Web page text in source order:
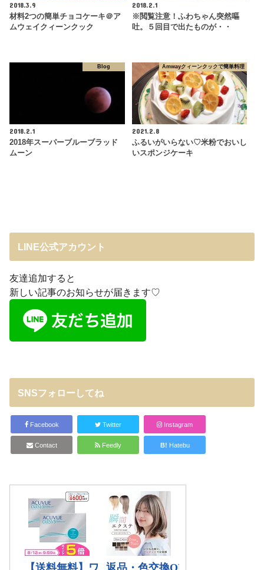
2018.3.9
材料2つの簡単チョコケーキ＠ア
ムウェイクィーンクック
2018.2.1
※閲覧注意！ふわちゃん突然嘔
吐。５回目で出たものが・・
Blog
2018.2.1
2018年スーパーブルーブラッド
ムーン
Amwayクィーンクックで簡単料理
2021.2.8
ふるいがいらない♡米粉でおいし
いスポンジケーキ
LINE公式アカウント
友達追加すると
新しい記事のお知らせが届きます♡
SNSフォローしてね
Facebook Twitter Instagram
Contact Feedly B! Hatebu